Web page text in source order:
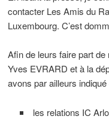
contacter Les Amis du
Luxembourg. C’est
Afin de leurs faire part
Yves EVRARD et à la
avons par ailleurs indiqué
les relations IC